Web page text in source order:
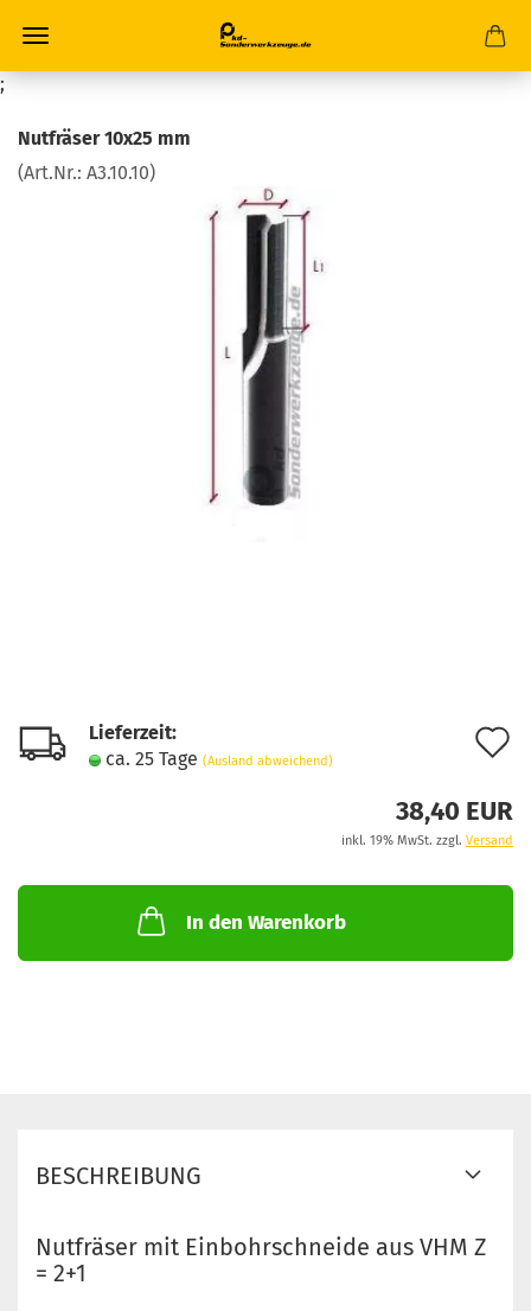
;
Nutfräser 10x25 mm
(Art.Nr.: A3.10.10)
Lieferzeit:
ca. 25 Tage (Ausland abweichend)
38,40 EUR
inkl. 19% MwSt. zzgl. Versand
In den Warenkorb
BESCHREIBUNG
Nutfräser mit Einbohrschneide aus VHM Z
= 2+1